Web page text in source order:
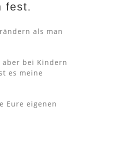
fest.
als man
aber bei Kindern
es meine
Eure eigenen